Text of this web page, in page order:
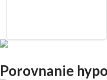
Porovnanie